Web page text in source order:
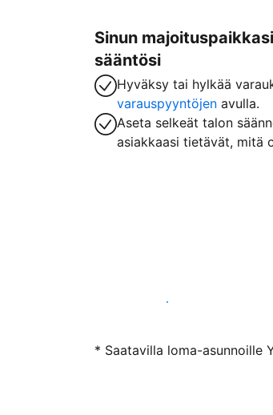
Sinun
sääntösi
Hyväksy tai hylkää
varauspyyntöjen avulla.
Aseta selkeät talon
asiakkaasi tietävät, mitä
Ryhdy majoittajaksi
* Saatavilla loma-asunnoille